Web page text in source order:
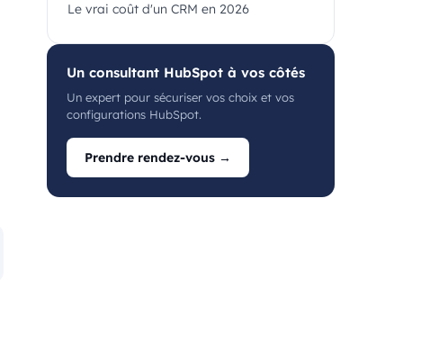
Le vrai coût d'un CRM en 2026
Un consultant HubSpot à vos côtés
Un expert pour sécuriser vos choix et vos
configurations HubSpot.
Prendre rendez-vous →